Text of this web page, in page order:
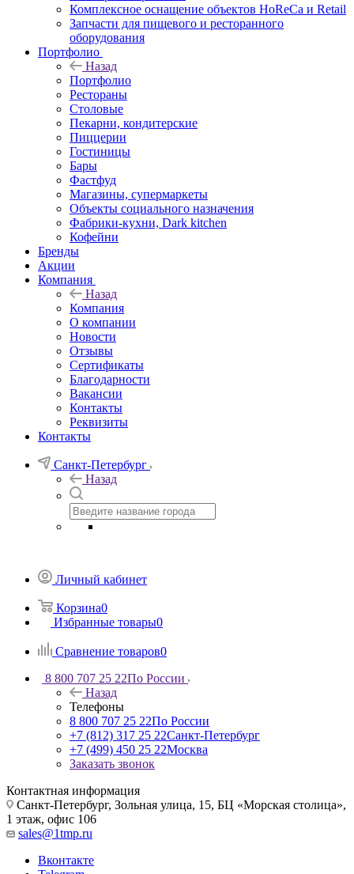
Комплексное оснащение объектов HoReCa и Retail
Запчасти для пищевого и ресторанного
оборудования
Портфолио
Назад
Портфолио
Рестораны
Столовые
Пекарни, кондитерские
Пиццерии
Гостиницы
Бары
Фастфуд
Магазины, супермаркеты
Объекты социального назначения
Фабрики-кухни, Dark kitchen
Кофейни
Бренды
Акции
Компания
Назад
Компания
О компании
Новости
Отзывы
Сертификаты
Благодарности
Вакансии
Контакты
Реквизиты
Контакты
Санкт-Петербург
Назад
Личный кабинет
Корзина0
Избранные товары0
Сравнение товаров0
8 800 707 25 22По России
Назад
Телефоны
8 800 707 25 22По России
+7 (812) 317 25 22Санкт-Петербург
+7 (499) 450 25 22Москва
Заказать звонок
Контактная информация
Санкт-Петербург, Зольная улица, 15, БЦ «Морская столица»,
1 этаж, офис 106
sales@1tmp.ru
Вконтакте